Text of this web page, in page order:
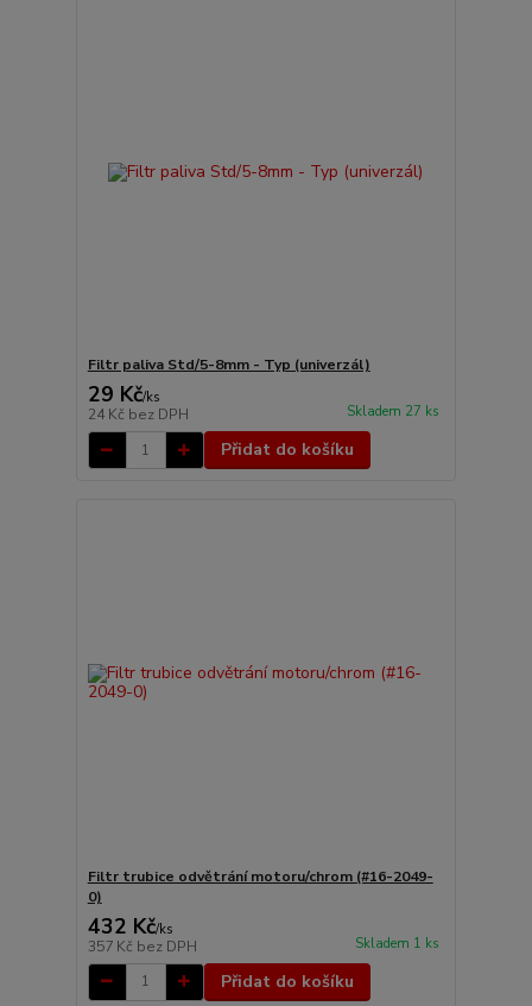
Filtr paliva Std/5-8mm - Typ (univerzál)
29 Kč/ks
24 Kč bez DPH Skladem 27 ks
Přidat do košíku
Filtr trubice odvětrání motoru/chrom (#16-2049-
0)
432 Kč/ks
357 Kč bez DPH Skladem 1 ks
Přidat do košíku